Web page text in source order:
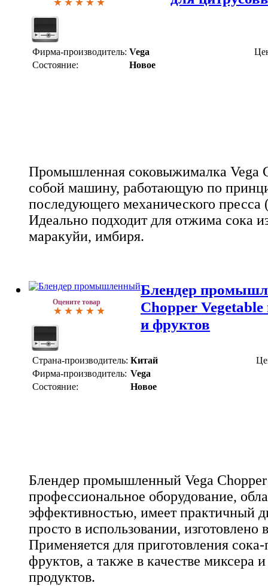
Фирма-производитель: Vega
Состояние:
Новое
Промышленная соковыжималка Vega
собой машину, работающую по
последующего механического пресса
Идеально подходит для отжима сока
маракуйи, имбиря.
Оцените товар
Блендер
Chopper
и фруктов
Страна-производитель: Китай
Фирма-производитель: Vega
Состояние:
Новое
Блендер промышленный Vega Chopper
профессиональное оборудование,
эффективностью, имеет практичный
просто в использовании, изготовлено
Применяется для приготовления
фруктов, а также в качестве миксера
продуктов.